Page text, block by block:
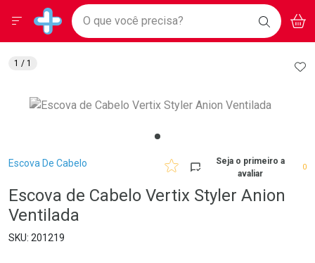
Drogarias Pacheco
Baixe nosso APP e aproveite Ofertas Exclusivas!
BAIXE
O APP
Ir direto para a home
pela página
Ir direto para o conteúdo
Ir direto para a busca
Ir direto para a conta
Ir direto para a notificações
Ir direto para o carrinho
Faça a sua busca
O que você precisa? BUSCAR
Menu
Breadcrumb
Escova De Cabelo
Seja o primeiro a
avaliar
0
Escova de Cabelo Vertix Styler Anion
Ventilada
201219
1 / 1